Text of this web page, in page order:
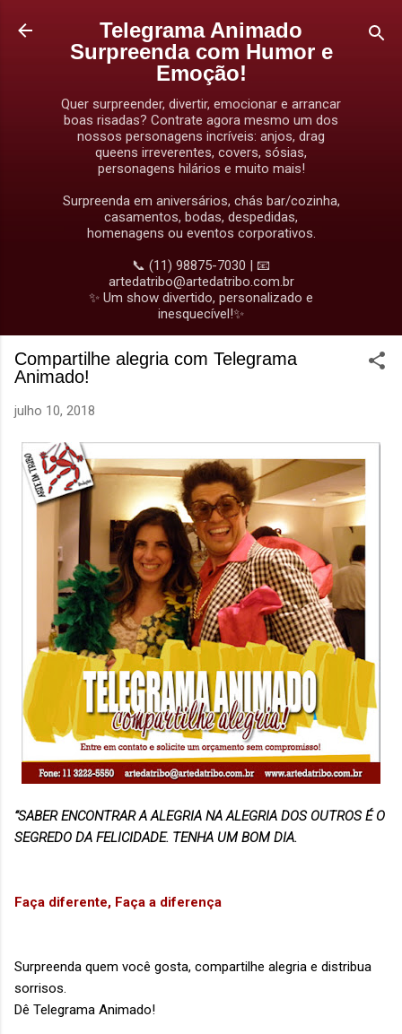
Pular para o conteúdo principal
Telegrama Animado
Surpreenda com Humor e
Emoção!
Quer surpreender, divertir, emocionar e arrancar
boas risadas? Contrate agora mesmo um dos
nossos personagens incríveis: anjos, drag
queens irreverentes, covers, sósias,
personagens hilários e muito mais!
Surpreenda em aniversários, chás bar/cozinha,
casamentos, bodas, despedidas,
homenagens ou eventos corporativos.
📞 (11) 98875-7030 | 📧
artedatribo@artedatribo.com.br
✨ Um show divertido, personalizado e
inesquecível!✨
Compartilhe alegria com Telegrama
Animado!
julho 10, 2018
“SABER ENCONTRAR A ALEGRIA NA ALEGRIA DOS OUTROS É O
SEGREDO DA FELICIDADE. TENHA UM BOM DIA.
Faça diferente, Faça a diferença
Surpreenda quem você gosta, compartilhe alegria e distribua
sorrisos.
Dê Telegrama Animado!